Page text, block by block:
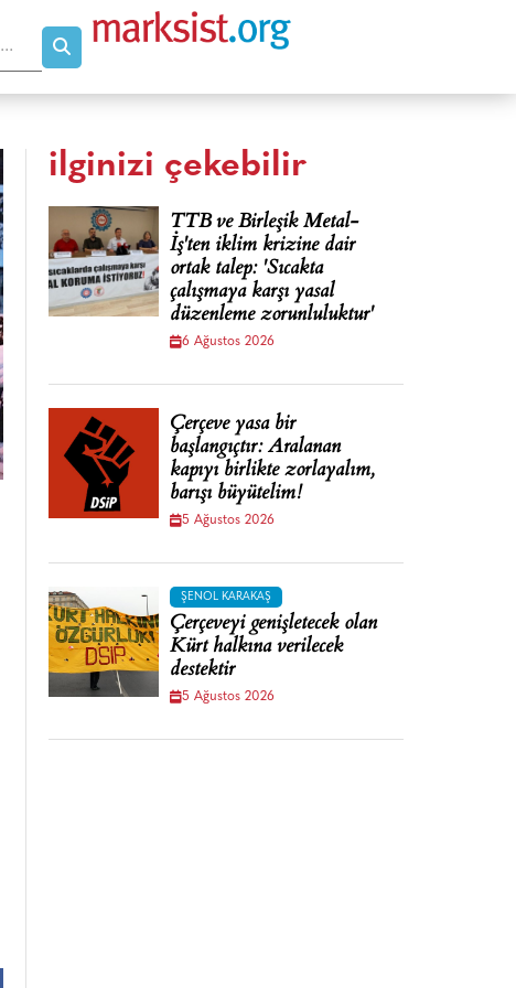
ilginizi çekebilir
TTB ve Birleşik Metal-
İş'ten iklim krizine dair
ortak talep: 'Sıcakta
çalışmaya karşı yasal
düzenleme zorunluluktur'
6 Ağustos 2026
Çerçeve yasa bir
başlangıçtır: Aralanan
kapıyı birlikte zorlayalım,
barışı büyütelim!
5 Ağustos 2026
ŞENOL KARAKAŞ
Çerçeveyi genişletecek olan
Kürt halkına verilecek
destektir
5 Ağustos 2026